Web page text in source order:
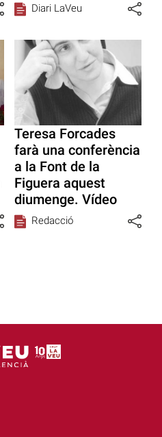
Diari LaVeu
Teresa Forcades
farà una conferència
a la Font de la
Figuera aquest
diumenge. Vídeo
Redacció